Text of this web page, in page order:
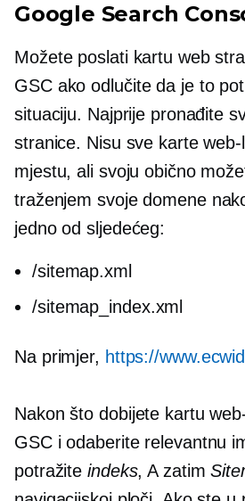
Google Search
Možete poslati kartu web
GSC ako odlučite da je to
situaciju. Najprije pronađite
stranice. Nisu sve karte
mjestu, ali svoju obično
traženjem svoje domene
jedno od sljedećeg:
/sitemap.xml
/sitemap_index.xml
Na primjer, https://
Nakon što dobijete kartu
GSC i odaberite relevantnu
potražiteindeks, A zatim